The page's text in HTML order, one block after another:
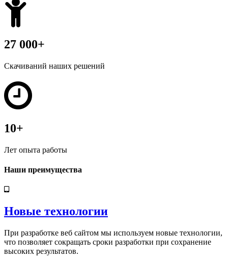
27 000+
Скачиваний наших решений
10+
Лет опыта работы
Наши преимущества
Новые технологии
При разработке веб сайтом мы используем новые технологии,
что позволяет сокращать сроки разработки при сохранение
высоких результатов.